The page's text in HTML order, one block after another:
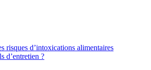
risques d’intoxications alimentaires
d’entretien ?